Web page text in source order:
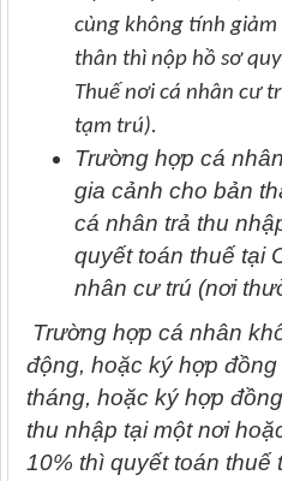
cùng không tính
thân thì nộp hồ sơ
Thuế nơi cá nhân cư
tạm trú).
Trường hợp cá
gia cảnh cho bản
cá nhân trả thu
quyết toán thuế tại
nhân cư trú (nơi
Trường hợp cá nhân
động, hoặc ký hợp
tháng, hoặc ký hợp
thu nhập tại một nơi
10% thì quyết toán thuế